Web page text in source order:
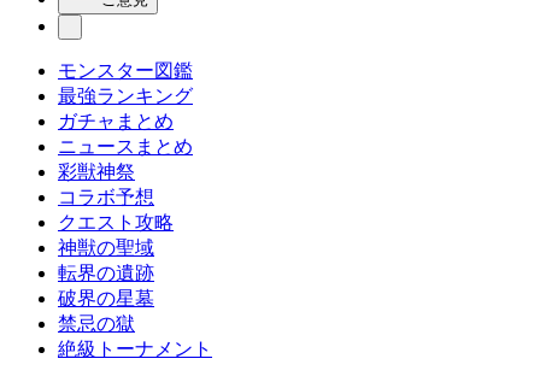
モンスター図鑑
最強ランキング
ガチャまとめ
ニュースまとめ
彩獣神祭
コラボ予想
クエスト攻略
神獣の聖域
転界の遺跡
破界の星墓
禁忌の獄
絶級トーナメント